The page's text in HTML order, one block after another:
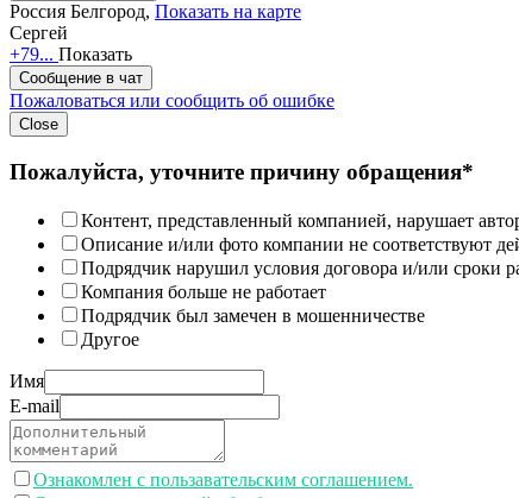
Россия Белгород, Показать на карте
Сергей
+79... Показать
Сообщение в чат
Пожаловаться или сообщить об ошибке
Close
Пожалуйста, уточните причину обращения*
Контент, представленный компанией, нарушает
Описание и/или фото компании не соответствуют
Подрядчик нарушил условия договора и/или сроки
Компания больше не работает
Подрядчик был замечен в мошенничестве
Другое
Имя
E-mail
Ознакомлен с пользавательским соглашением.